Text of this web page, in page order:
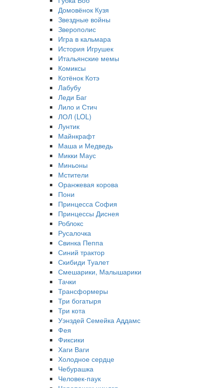
Домовёнок Кузя
Звездные войны
Зверополис
Игра в кальмара
История Игрушек
Итальянские мемы
Комиксы
Котёнок Котэ
Лабубу
Леди Баг
Лило и Стич
ЛОЛ (LOL)
Лунтик
Майнкрафт
Маша и Медведь
Микки Маус
Миньоны
Мстители
Оранжевая корова
Пони
Принцесса София
Принцессы Диснея
Роблокс
Русалочка
Свинка Пеппа
Синий трактор
Скибиди Туалет
Смешарики, Малышарики
Тачки
Трансформеры
Три богатыря
Три кота
Уэнздей Семейка Аддамс
Фея
Фиксики
Хаги Ваги
Холодное сердце
Чебурашка
Человек-паук